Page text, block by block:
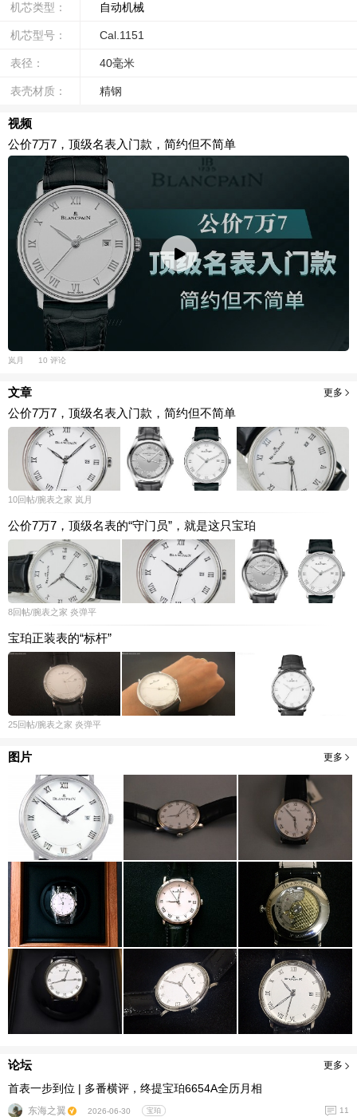
机芯类型： 自动机械
机芯型号： Cal.1151
表径： 40毫米
表壳材质： 精钢
视频
公价7万7，顶级名表入门款，简约但不简单
岚月 10 评论
文章 更多
公价7万7，顶级名表入门款，简约但不简单
10回帖/腕表之家 岚月
公价7万7，顶级名表的“守门员”，就是这只宝珀
8回帖/腕表之家 炎弹平
宝珀正装表的“标杆”
25回帖/腕表之家 炎弹平
图片 更多
论坛 更多
首表一步到位 | 多番横评，终提宝珀6654A全历月相
东海之翼 2026-06-30 宝珀 11